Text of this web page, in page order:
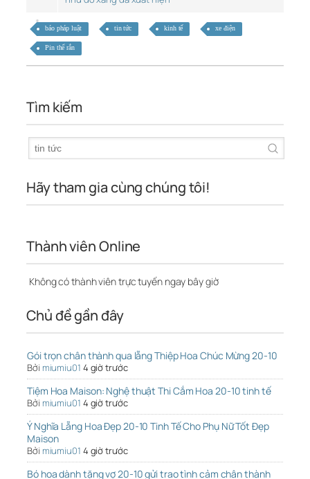
báo pháp luật tin tức kinh tế xe điện
Pin thể rắn
Tìm kiếm
Hãy tham gia cùng chúng tôi!
Thành viên Online
Không có thành viên trực tuyến ngay bây giờ
Chủ đề gần đây
Gói trọn chân thành qua lẵng Thiệp Hoa Chúc Mừng 20-10
Bởi miumiu01 4 giờ trước
Tiệm Hoa Maison: Nghệ thuật Thi Cắm Hoa 20-10 tinh tế
Bởi miumiu01 4 giờ trước
Ý Nghĩa Lẵng Hoa Đẹp 20-10 Tinh Tế Cho Phụ Nữ Tốt Đẹp
Maison
Bởi miumiu01 4 giờ trước
Bó hoa dành tặng vợ 20-10 gửi trao tình cảm chân thành